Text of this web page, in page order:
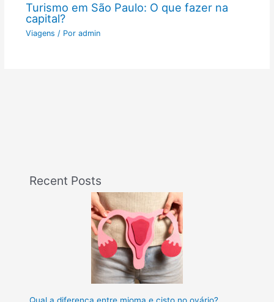
Turismo em São Paulo: O que fazer na
capital?
Viagens / Por admin
Recent Posts